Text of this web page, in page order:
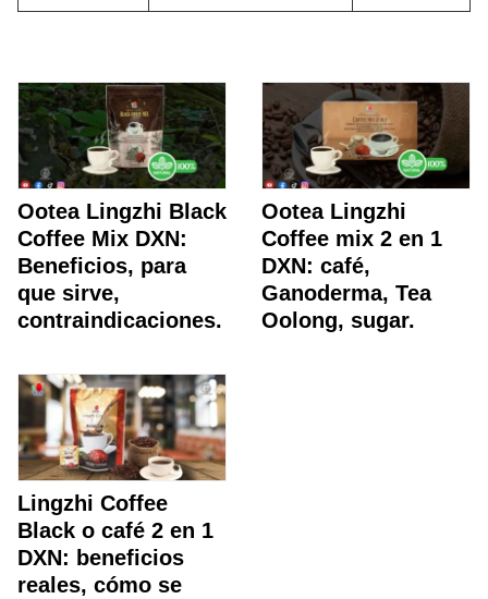
Ootea Lingzhi Black
Coffee Mix DXN:
Beneficios, para
que sirve,
contraindicaciones.
Ootea Lingzhi
Coffee mix 2 en 1
DXN: café,
Ganoderma, Tea
Oolong, sugar.
Lingzhi Coffee
Black o café 2 en 1
DXN: beneficios
reales, cómo se